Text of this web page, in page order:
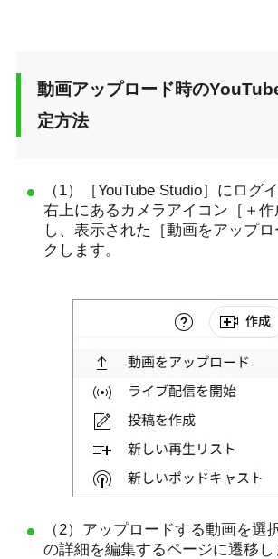
動画アップロード時の
定方法
（1）［YouTube Studio］にログ
右上にあるカメラアイコン［＋作
し、表示された［動画をアップ
クします。
（2）アップロードする動画を選
の詳細を編集するページに遷移